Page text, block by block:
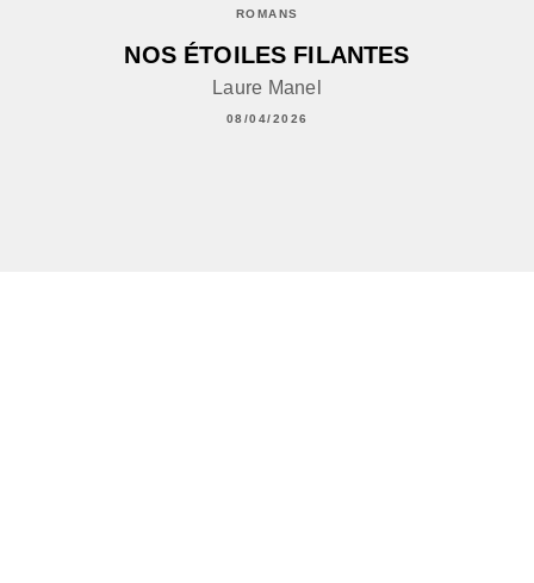
ROMANS
NOS ÉTOILES FILANTES
Laure Manel
08/04/2026